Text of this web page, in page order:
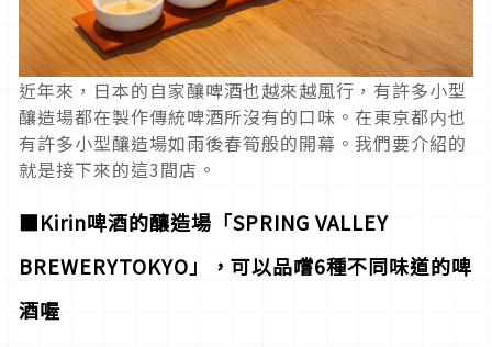
近年來，日本的自家釀啤酒也越來越風行，有許多小型
釀造場都在製作傳統啤酒所沒有的口味。在東京都内也
有許多小型釀造場如雨後春筍般的開幕。我們要介紹的
就是接下來的這3間店。
■Kirin啤酒的釀造場「SPRING VALLEY
BREWERYTOKYO」，可以品嚐6種不同味道的啤
酒喔